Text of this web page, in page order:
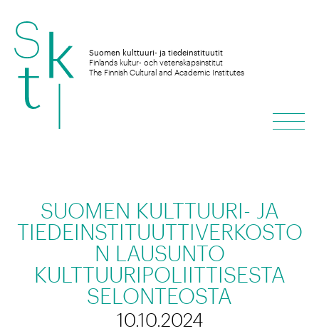
Hyppää
sisältöön
Suomen kulttuuri- ja tiedeinstituutit
Finlands kultur- och vetenskapsinstitut
The Finnish Cultural and Academic Institutes
SUOMEN KULTTUURI- JA
TIEDEINSTITUUTTIVERKOSTO
N LAUSUNTO
KULTTUURIPOLIITTISESTA
SELONTEOSTA
10.10.2024